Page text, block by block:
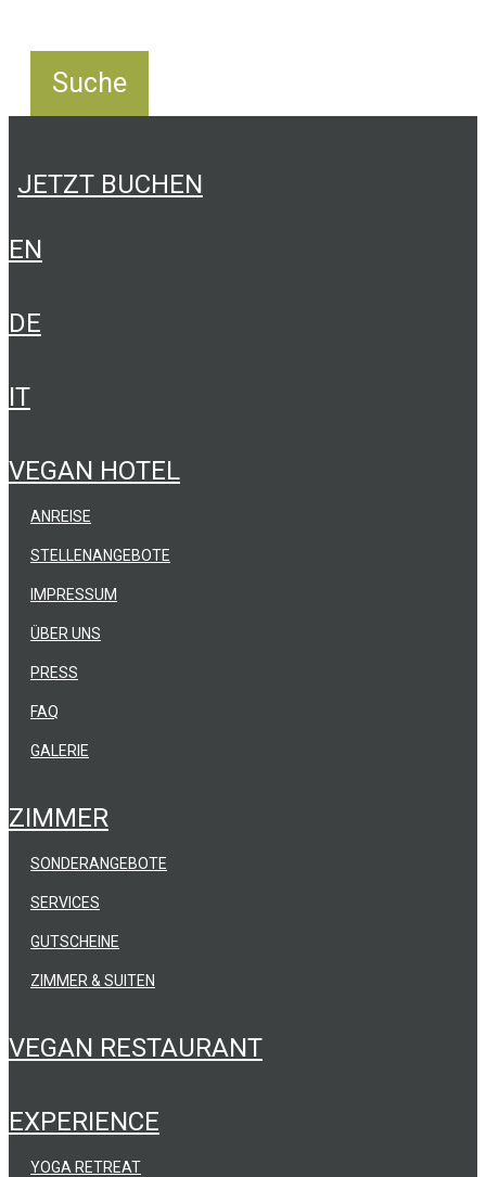
VEGAN HOTEL
ÜBER UNS
PRESS
FAQ
GALERIE
ANREISE
STELLENANGEBOTE
IMPRESSUM
ZIMMER
ZIMMER & SUITEN
SONDERANGEBOTE
SERVICES
GUTSCHEINE
VEGAN RESTAURANT
EXPERIENCE
YOGA RETREAT
JETZT BUCHEN
EN
DE
IT